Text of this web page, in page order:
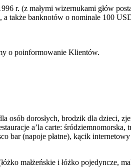
r. (z małymi wizernukami głów
także banknotów o nominale 100
o poinformowanie Klientów.
osób dorosłych, brodzik dla dzieci,
a’la carte: śródziemnomorska,
bar (napoje płatne), kącik
małżeńskie i łóżko pojedyncze,